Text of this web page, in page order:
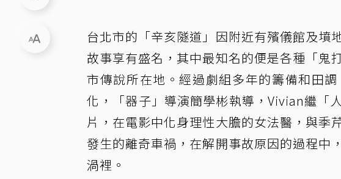
台北市的「辛亥隧道」因附近有殯儀館及墳
故事享有盛名，其中最知名的便是各種「鬼
市傳說所在地。經過劇組多年的籌備和田
化，「器子」導演簡學彬執導，Vivian繼「
片，在電影中化身理性大膽的女法醫，與季
發生的離奇車禍，在解開事故原因的過程中
渦裡。